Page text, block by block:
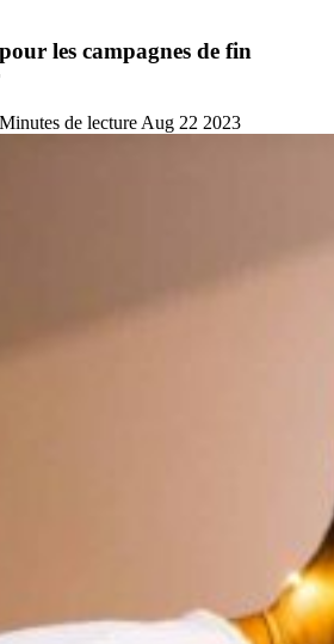
les campagnes de fin
de lectureAug 22 2023